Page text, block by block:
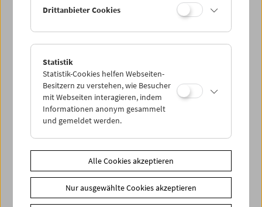
PROGRAMM ÜBERBLICK
Share on
Drittanbieter Cookies
Statistik
Statistik-Cookies helfen Webseiten-
Besitzern zu verstehen, wie Besucher
mit Webseiten interagieren, indem
Informationen anonym gesammelt
und gemeldet werden.
Alle Cookies akzeptieren
Nur ausgewählte Cookies akzeptieren